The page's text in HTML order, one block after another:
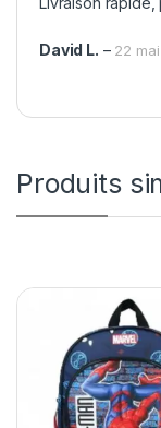
5
David L. – 22
Produits